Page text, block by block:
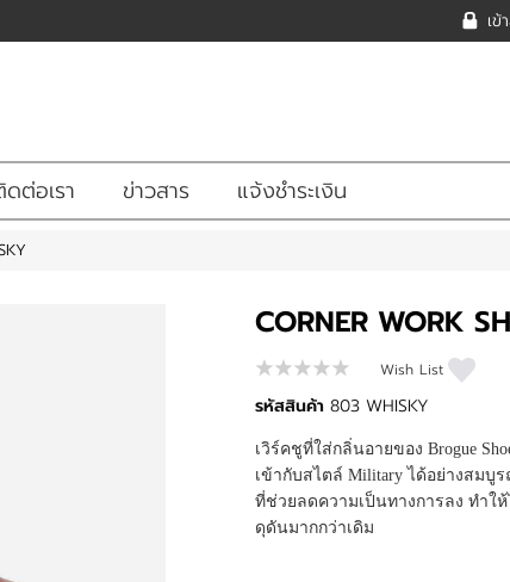
เข้
ต่อเรา ข่าวสาร แจ้งชำระเงิน
CORNER WORK
Wish List
รหัสสินค้า 803 WHISKY
เวิร์คชูที่ใส่กลิ่นอายของ Brogue
เข้ากับสไตล์ Military ได้อย่างสมบู
ที่ช่วยลดความเป็นทางการลง ทำใ
ดุดันมากกว่าเดิม